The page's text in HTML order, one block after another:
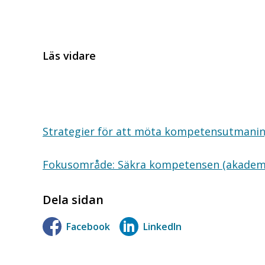
Läs vidare
Strategier för att möta
Fokusområde: Säkra kompetensen
Dela sidan
Facebook LinkedIn